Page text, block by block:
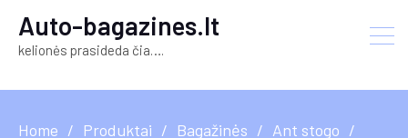
Auto-bagazines.lt
kelionės prasideda čia….
Home Produktai Bagažinės
Ant stogo